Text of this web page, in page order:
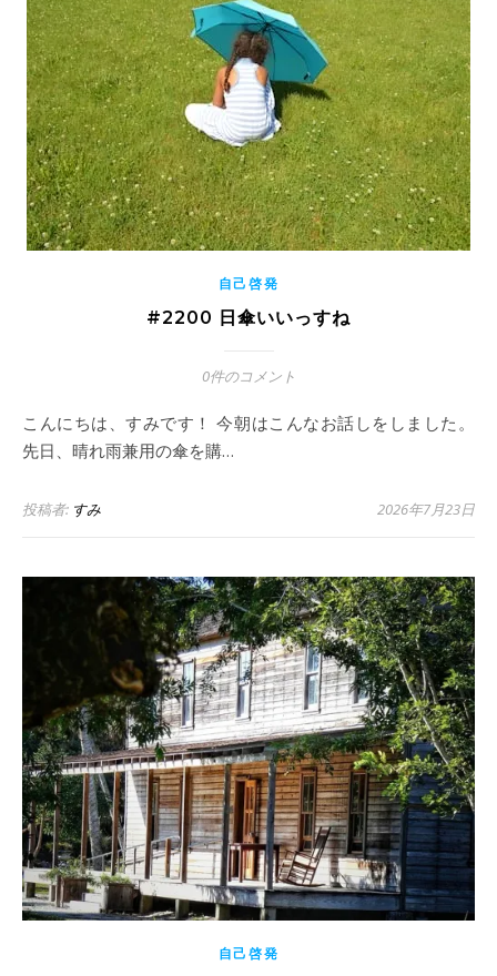
自己啓発
#2200 日傘いいっすね
0件のコメント
こんにちは、すみです！ 今朝はこんなお話しをしました。
先日、晴れ雨兼用の傘を購…
投稿者: すみ 2026年7月23日
自己啓発